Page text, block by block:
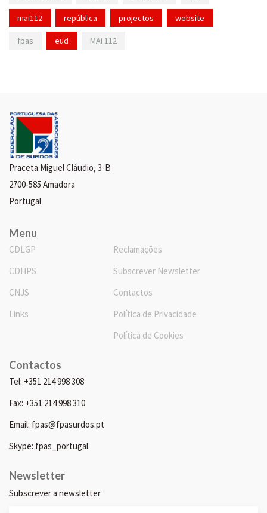
mai112 república projectos website
fpas eud MAI 112
Praceta Miguel Cláudio, 3-B
2700-585 Amadora
Portugal
Menu
CDLGP
CDHPS
CNJS
Links
Reclamações
Subscrever Newsletter
Contactos
Política de Privacidade
Política de Cookies
Contactos
Tel: +351 214 998 308
Fax: +351 214 998 310
Email: fpas@fpasurdos.pt
Skype: fpas_portugal
Newsletter
Subscrever a newsletter